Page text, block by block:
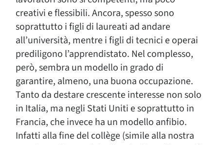
creativi e flessibili. Ancora, spesso sono
soprattutto i figli di laureati ad andare
all’università, mentre i figli di tecnici e operai
prediligono l’apprendistato. Nel complesso,
però, sembra un modello in grado di
garantire, almeno, una buona occupazione.
Tanto da destare crescente interesse non solo
in Italia, ma negli Stati Uniti e soprattutto in
Francia, che invece ha un modello anfibio.
Infatti alla fine del collège (simile alla nostra